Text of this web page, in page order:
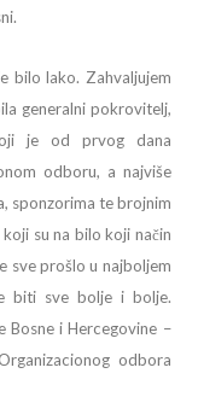
bilo lako. Zahvaljujem
generalni pokrovitelj,
je od prvog dana
odboru, a najviše
sponzorima te brojnim
su na bilo koji način
sve prošlo u najboljem
biti sve bolje i bolje.
Bosne i Hercegovine –
odbora